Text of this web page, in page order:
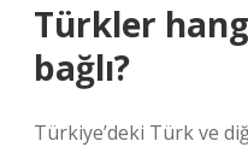
Türkler
bağlı?
Türkiye’deki Türk ve